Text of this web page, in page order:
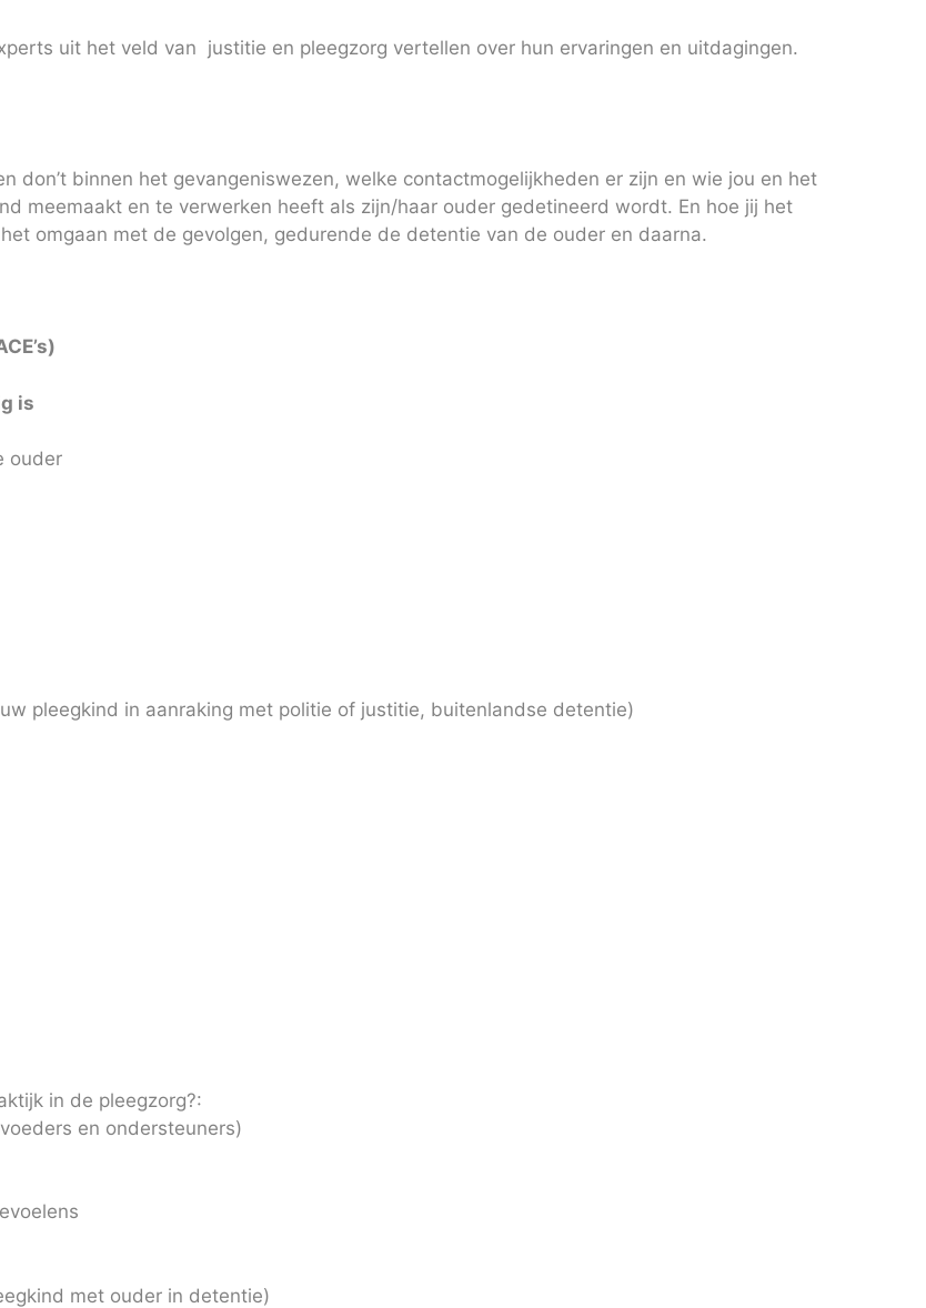
uit het veld van justitie en pleegzorg vertellen over hun ervaringen en uitdagingen.
don’t binnen het gevangeniswezen, welke contactmogelijkheden er zijn en wie jou en het
meemaakt en te verwerken heeft als zijn/haar ouder gedetineerd wordt. En hoe jij het
omgaan met de gevolgen, gedurende de detentie van de ouder en daarna.
is
ouder
pleegkind in aanraking met politie of justitie, buitenlandse detentie)
in de pleegzorg?:
en ondersteuners)
met ouder in detentie)